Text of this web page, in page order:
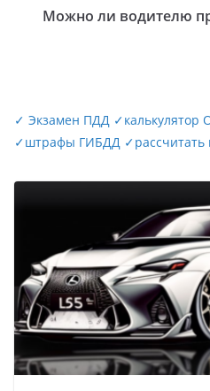
Можно ли водителю
✓ Экзамен ПДД ✓калькулятор
✓штрафы ГИБДД ✓рассчитать